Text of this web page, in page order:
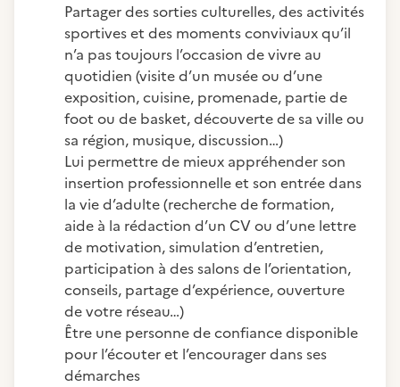
Partager des sorties culturelles, des activités
sportives et des moments conviviaux qu’il
n’a pas toujours l’occasion de vivre au
quotidien (visite d’un musée ou d’une
exposition, cuisine, promenade, partie de
foot ou de basket, découverte de sa ville ou
sa région, musique, discussion…)
Lui permettre de mieux appréhender son
insertion professionnelle et son entrée dans
la vie d’adulte (recherche de formation,
aide à la rédaction d’un CV ou d’une lettre
de motivation, simulation d’entretien,
participation à des salons de l’orientation,
conseils, partage d’expérience, ouverture
de votre réseau…)
Être une personne de confiance disponible
pour l’écouter et l’encourager dans ses
démarches